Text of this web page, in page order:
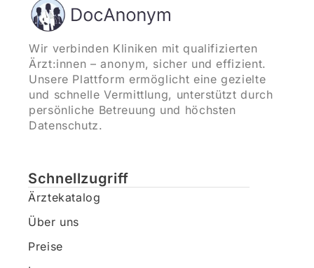
Wir verbinden Kliniken mit qualifizierten
Ärzt:innen – anonym, sicher und effizient.
Unsere Plattform ermöglicht eine gezielte
und schnelle Vermittlung, unterstützt durch
persönliche Betreuung und höchsten
Datenschutz.
Schnellzugriff
Ärztekatalog
Über uns
Preise